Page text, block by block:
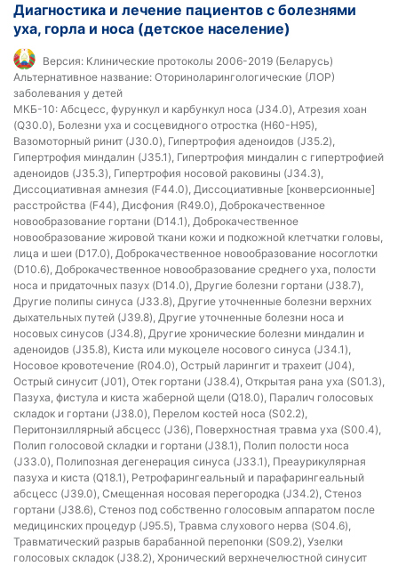
Диагностика и лечение пациентов с болезнями
уха, горла и носа (детское население)
Версия: Клинические протоколы 2006-2019 (Беларусь)
Альтернативное название: Оториноларингологические (ЛОР)
заболевания у детей
МКБ-10: Абсцесс, фурункул и карбункул носа (J34.0), Атрезия хоан
(Q30.0), Болезни уха и сосцевидного отростка (H60-H95),
Вазомоторный ринит (J30.0), Гипертрофия аденоидов (J35.2),
Гипертрофия миндалин (J35.1), Гипертрофия миндалин с гипертрофией
аденоидов (J35.3), Гипертрофия носовой раковины (J34.3),
Диссоциативная амнезия (F44.0), Диссоциативные [конверсионные]
расстройства (F44), Дисфония (R49.0), Доброкачественное
новообразование гортани (D14.1), Доброкачественное
новообразование жировой ткани кожи и подкожной клетчатки головы,
лица и шеи (D17.0), Доброкачественное новообразование носоглотки
(D10.6), Доброкачественное новообразование среднего уха, полости
носа и придаточных пазух (D14.0), Другие болезни гортани (J38.7),
Другие полипы синуса (J33.8), Другие уточненные болезни верхних
дыхательных путей (J39.8), Другие уточненные болезни носа и
носовых синусов (J34.8), Другие хронические болезни миндалин и
аденоидов (J35.8), Киста или мукоцеле носового синуса (J34.1),
Носовое кровотечение (R04.0), Острый ларингит и трахеит (J04),
Острый синусит (J01), Отек гортани (J38.4), Открытая рана уха (S01.3),
Пазуха, фистула и киста жаберной щели (Q18.0), Паралич голосовых
складок и гортани (J38.0), Перелом костей носа (S02.2),
Перитонзиллярный абсцесс (J36), Поверхностная травма уха (S00.4),
Полип голосовой складки и гортани (J38.1), Полип полости носа
(J33.0), Полипозная дегенерация синуса (J33.1), Преаурикулярная
пазуха и киста (Q18.1), Ретрофарингеальный и парафарингеальный
абсцесс (J39.0), Смещенная носовая перегородка (J34.2), Стеноз
гортани (J38.6), Стеноз под собственно голосовым аппаратом после
медицинских процедур (J95.5), Травма слухового нерва (S04.6),
Травматический разрыв барабанной перепонки (S09.2), Узелки
голосовых складок (J38.2), Хронический верхнечелюстной синусит